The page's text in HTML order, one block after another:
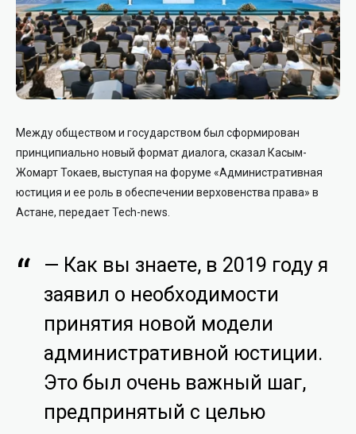
Между обществом и государством был сформирован
принципиально новый формат диалога, сказал Касым-
Жомарт Токаев, выступая на форуме «Административная
юстиция и ее роль в обеспечении верховенства права» в
Астане, передает Tech-news.
— Как вы знаете, в 2019 году я
заявил о необходимости
принятия новой модели
административной юстиции.
Это был очень важный шаг,
предпринятый с целью